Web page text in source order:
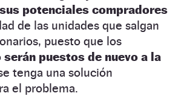
potenciales compradores
de las unidades que salgan
puesto que los
puestos de nuevo a la
tenga una solución
el problema.